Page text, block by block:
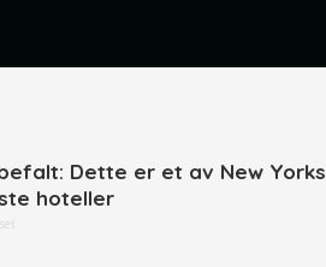
Dette er et av New Yorks
hoteller